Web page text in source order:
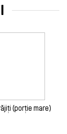
(porție mare)